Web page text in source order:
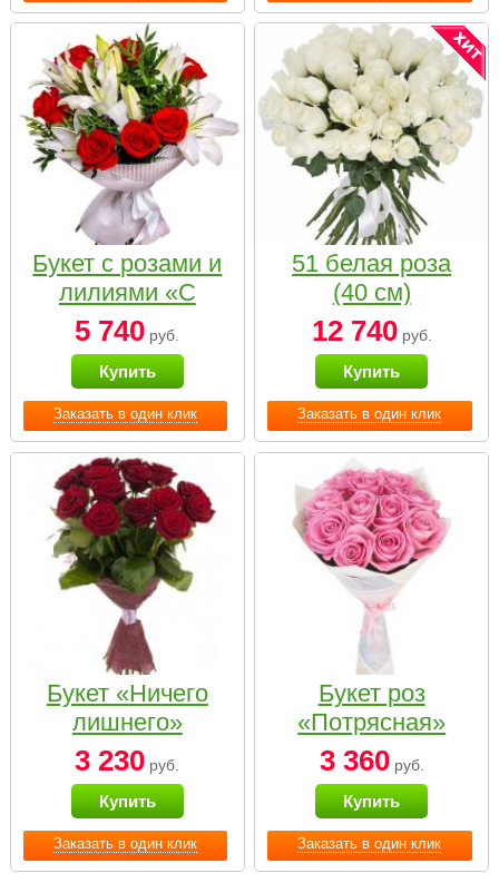
Заказать в один клик
Букет с розами и
лилиями «С
наилучшими
пожеланиями»
5 740 руб.
Купить
Заказать в один клик
51 белая роза
(40 см)
12 740руб.
Купить
Заказать в один клик
Букет «Ничего
лишнего»
3 230 руб.
Купить
Заказать в один клик
Букет роз
«Потрясная»
3 360руб.
Купить